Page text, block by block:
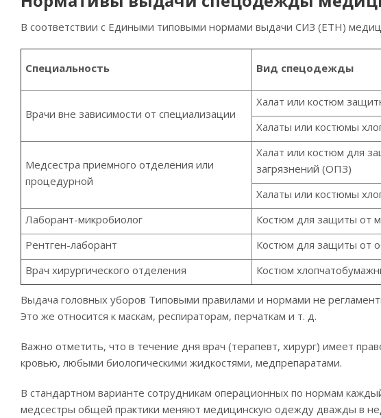
В соответствии с Едиными типовыми нормами выдачи СИЗ (ЕТН)
Специальность Вид спецодежды
Врачи вне зависимости от специализации
Халат или костюм
Халаты или костюмы
Медсестра приемного отделения или
процедурной
Халат или костюм для
загрязнений (ОПЗ)
Халаты или костюмы
Лаборант-микробиолог
Костюм для защиты от
Рентген-лаборант
Костюм для защиты от
Врач хирургического отделения
Костюм
Выдача головных уборов Типовыми правилами и нормами не
Это же относится к маскам, респираторам, перчаткам и т. д.
Важно отметить, что в течение дня врач (терапевт, хирург) имеет
кровью, любыми биологическими жидкостями, медпрепаратами.
В стандартном варианте сотрудникам операционных по нормам
медсестры общей практики меняют медицинскую одежду дважды в